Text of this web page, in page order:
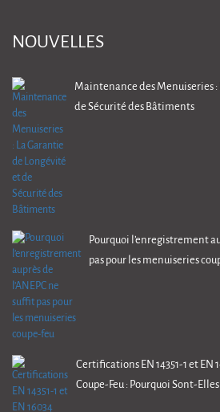
NOUVELLES
Maintenance des Menuiseries
de Sécurité des Bâtiments
Pourquoi l’enregistrement
pas pour les menuiseries
Certifications EN 14351-1 et EN
Coupe-Feu : Pourquoi Sont-